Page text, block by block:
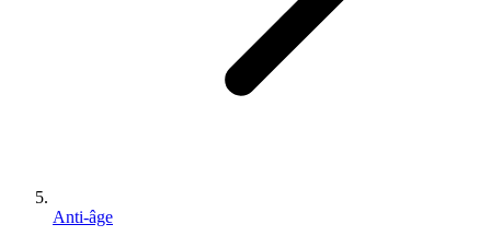
Anti-âge